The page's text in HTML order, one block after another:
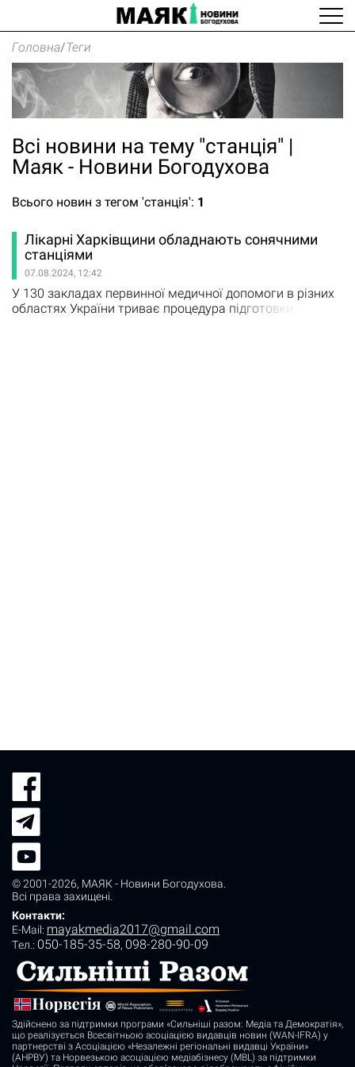
Головна/Теги
Всі новини на тему "станція" |
Маяк - Новини Богодухова
Всього новин з тегом 'станція': 1
Лікарні Харківщини обладнають сонячними
станціями
07.08.2024, 12:42
У 130 закладах первинної медичної допомоги в різних
областях України триває процедура підготовки
© 2001-2026, МАЯК - Новини Богодухова
Всі права захищені.
Контакти:
E-Mail: mayakmedia2017@gmail.com
Tел.: 050-185-35-58, 098-280-90-09
Здійснено за підтримки програми «Сильніші разом: Медіа та Демократія»,
що реалізується Всесвітньою асоціацією видавців новин (WAN-IFRA) у
партнерстві з Асоціацією «Незалежні регіональні видавці України»
(АНРВУ) та Норвезькою асоціацією медіабізнесу (MBL) за підтримки